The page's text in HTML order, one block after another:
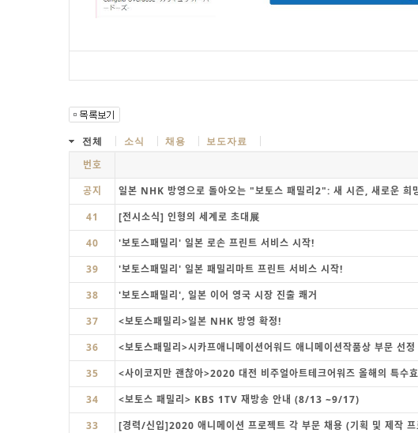
전체 소식 채용 보도자료
번호
공지
일본 NHK 방영으로 돌아오는 "보토스 패밀리2": 새 시즌, 새로운 희
41
[전시소식] 인형의 세계로 초대展
40
'보토스패밀리' 일본 로손 프린트 서비스 시작!
39
'보토스패밀리' 일본 패밀리마트 프린트 서비스 시작!
38
'보토스패밀리', 일본 이어 영국 시장 진출 쾌거
37
<보토스패밀리>일본 NHK 방영 확정!
36
<보토스패밀리>시카프애니메이션어워드 애니메이션작품상 부문 선정
35
<사이코지만 괜찮아>2020 대전 비주얼아트테크어워즈 올해의 특수
34
<보토스 패밀리> KBS 1TV 재방송 안내 (8/13 ~9/17)
33
[경력/신입]2020 애니메이션 프로젝트 각 부문 채용 (기획 및 제작